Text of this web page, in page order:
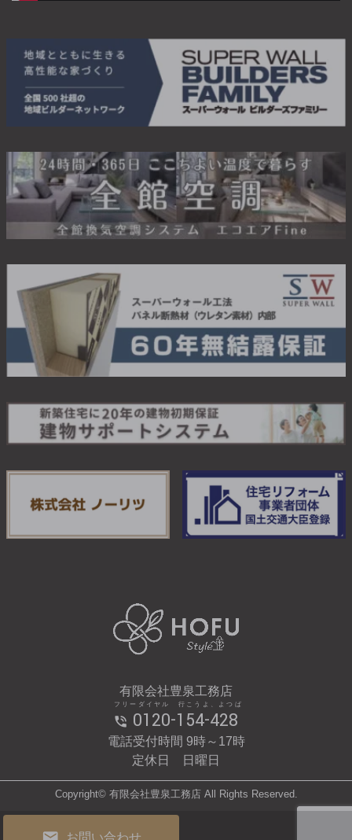
お問い合わせ
有限会社豊泉工務店
0120-154-428
フリーダイヤル 行こうよ、よつば
電話受付時間 9時～17時
定休日 日曜日
Copyright© 有限会社豊泉工務店 All Rights Reserved.